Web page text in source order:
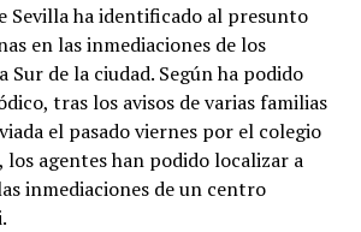
Sevilla ha identificado al presunto
en las inmediaciones de los
Sur de la ciudad. Según ha podido
tras los avisos de varias familias
el pasado viernes por el colegio
los agentes han podido localizar a
inmediaciones de un centro